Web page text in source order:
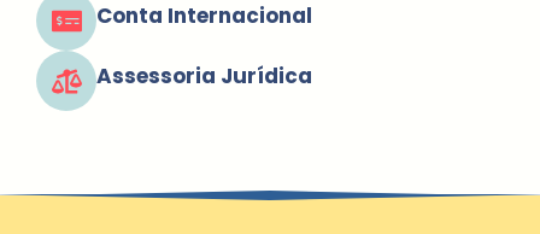
Conta Internacional
Assessoria Jurídica